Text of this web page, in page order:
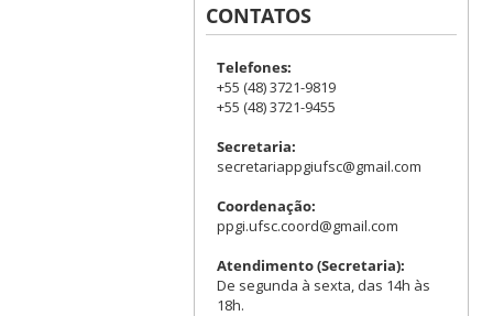
CONTATOS
Telefones:
+55 (48) 3721-9819
+55 (48) 3721-9455
Secretaria:
secretariappgiufsc@gmail.com
Coordenação:
ppgi.ufsc.coord@gmail.com
Atendimento (Secretaria):
De segunda à sexta, das 14h às
18h.